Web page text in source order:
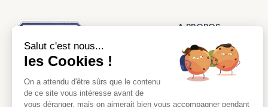
L’authentique tablier d’école
A PROPOS
La marque
Nos réalisations
CGV
Mentions légales
Salut c'est nous...
les Cookies !
On a attendu d'être sûrs que le contenu
de ce site vous intéresse avant de
vous déranger, mais on aimerait bien vous accompagner pendant